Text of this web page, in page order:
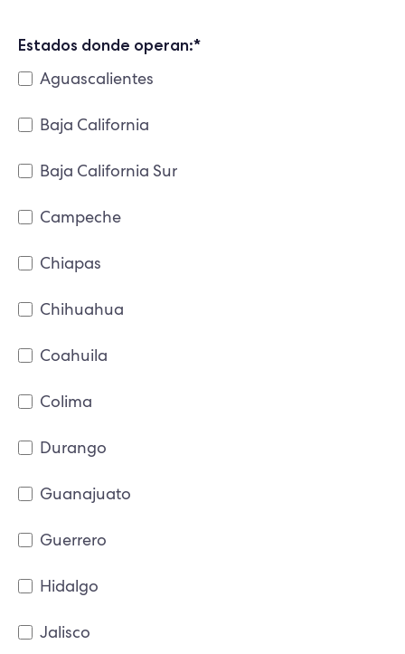
Estados donde operan:*
Aguascalientes
Baja California
Baja California Sur
Campeche
Chiapas
Chihuahua
Coahuila
Colima
Durango
Guanajuato
Guerrero
Hidalgo
Jalisco